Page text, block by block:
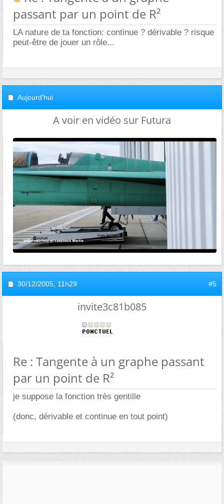
passant par un point de R²
LA nature de ta fonction: continue ? dérivable ? risque
peut-être de jouer un rôle...
Aujourd'hui
A voir en vidéo sur Futura
30/12/2005, 11h29 #5
invite3c81b085
Re : Tangente à un graphe passant
par un point de R²
je suppose la fonction très gentille
(donc, dérivable et continue en tout point)